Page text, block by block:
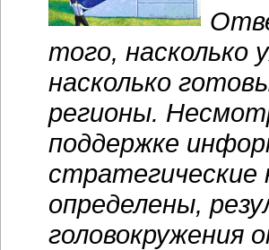
того, насколько
насколько
регионы.
поддержке
стратегические
определены,
головокружения